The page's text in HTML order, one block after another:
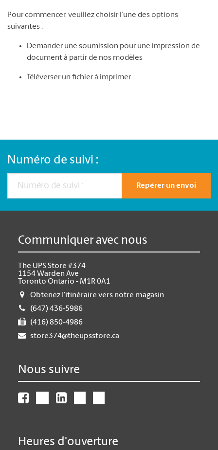
Pour commencer, veuillez choisir l’une des options
suivantes :
Demander une soumission pour une impression de
document à partir de nos modèles
Téléverser un fichier à imprimer
Numéro de suivi :
Repérer un envoi
Communiquer avec nous
The UPS Store #374
1154 Warden Ave
Toronto Ontario - M1R 0A1
Obtenez l'itinéraire vers notre magasin
(647) 436-5986
(416) 850-4986
store374@theupsstore.ca
Nous suivre
Heures d'ouverture